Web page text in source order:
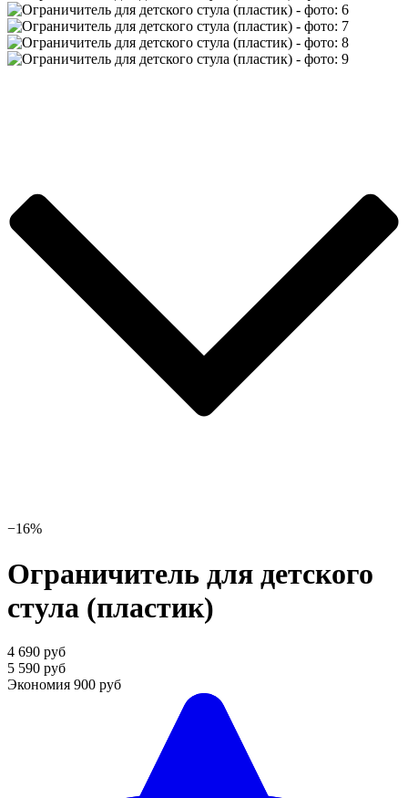
−16%
Ограничитель для детского
стула (пластик)
4 690 руб
5 590 руб
Экономия 900 руб